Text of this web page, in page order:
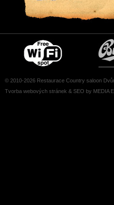
© 2010-2026 Restaurace Country saloon
Tvorba webových stránek & SEO by MEDIA